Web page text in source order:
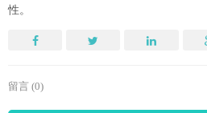
性。
留言 (0)